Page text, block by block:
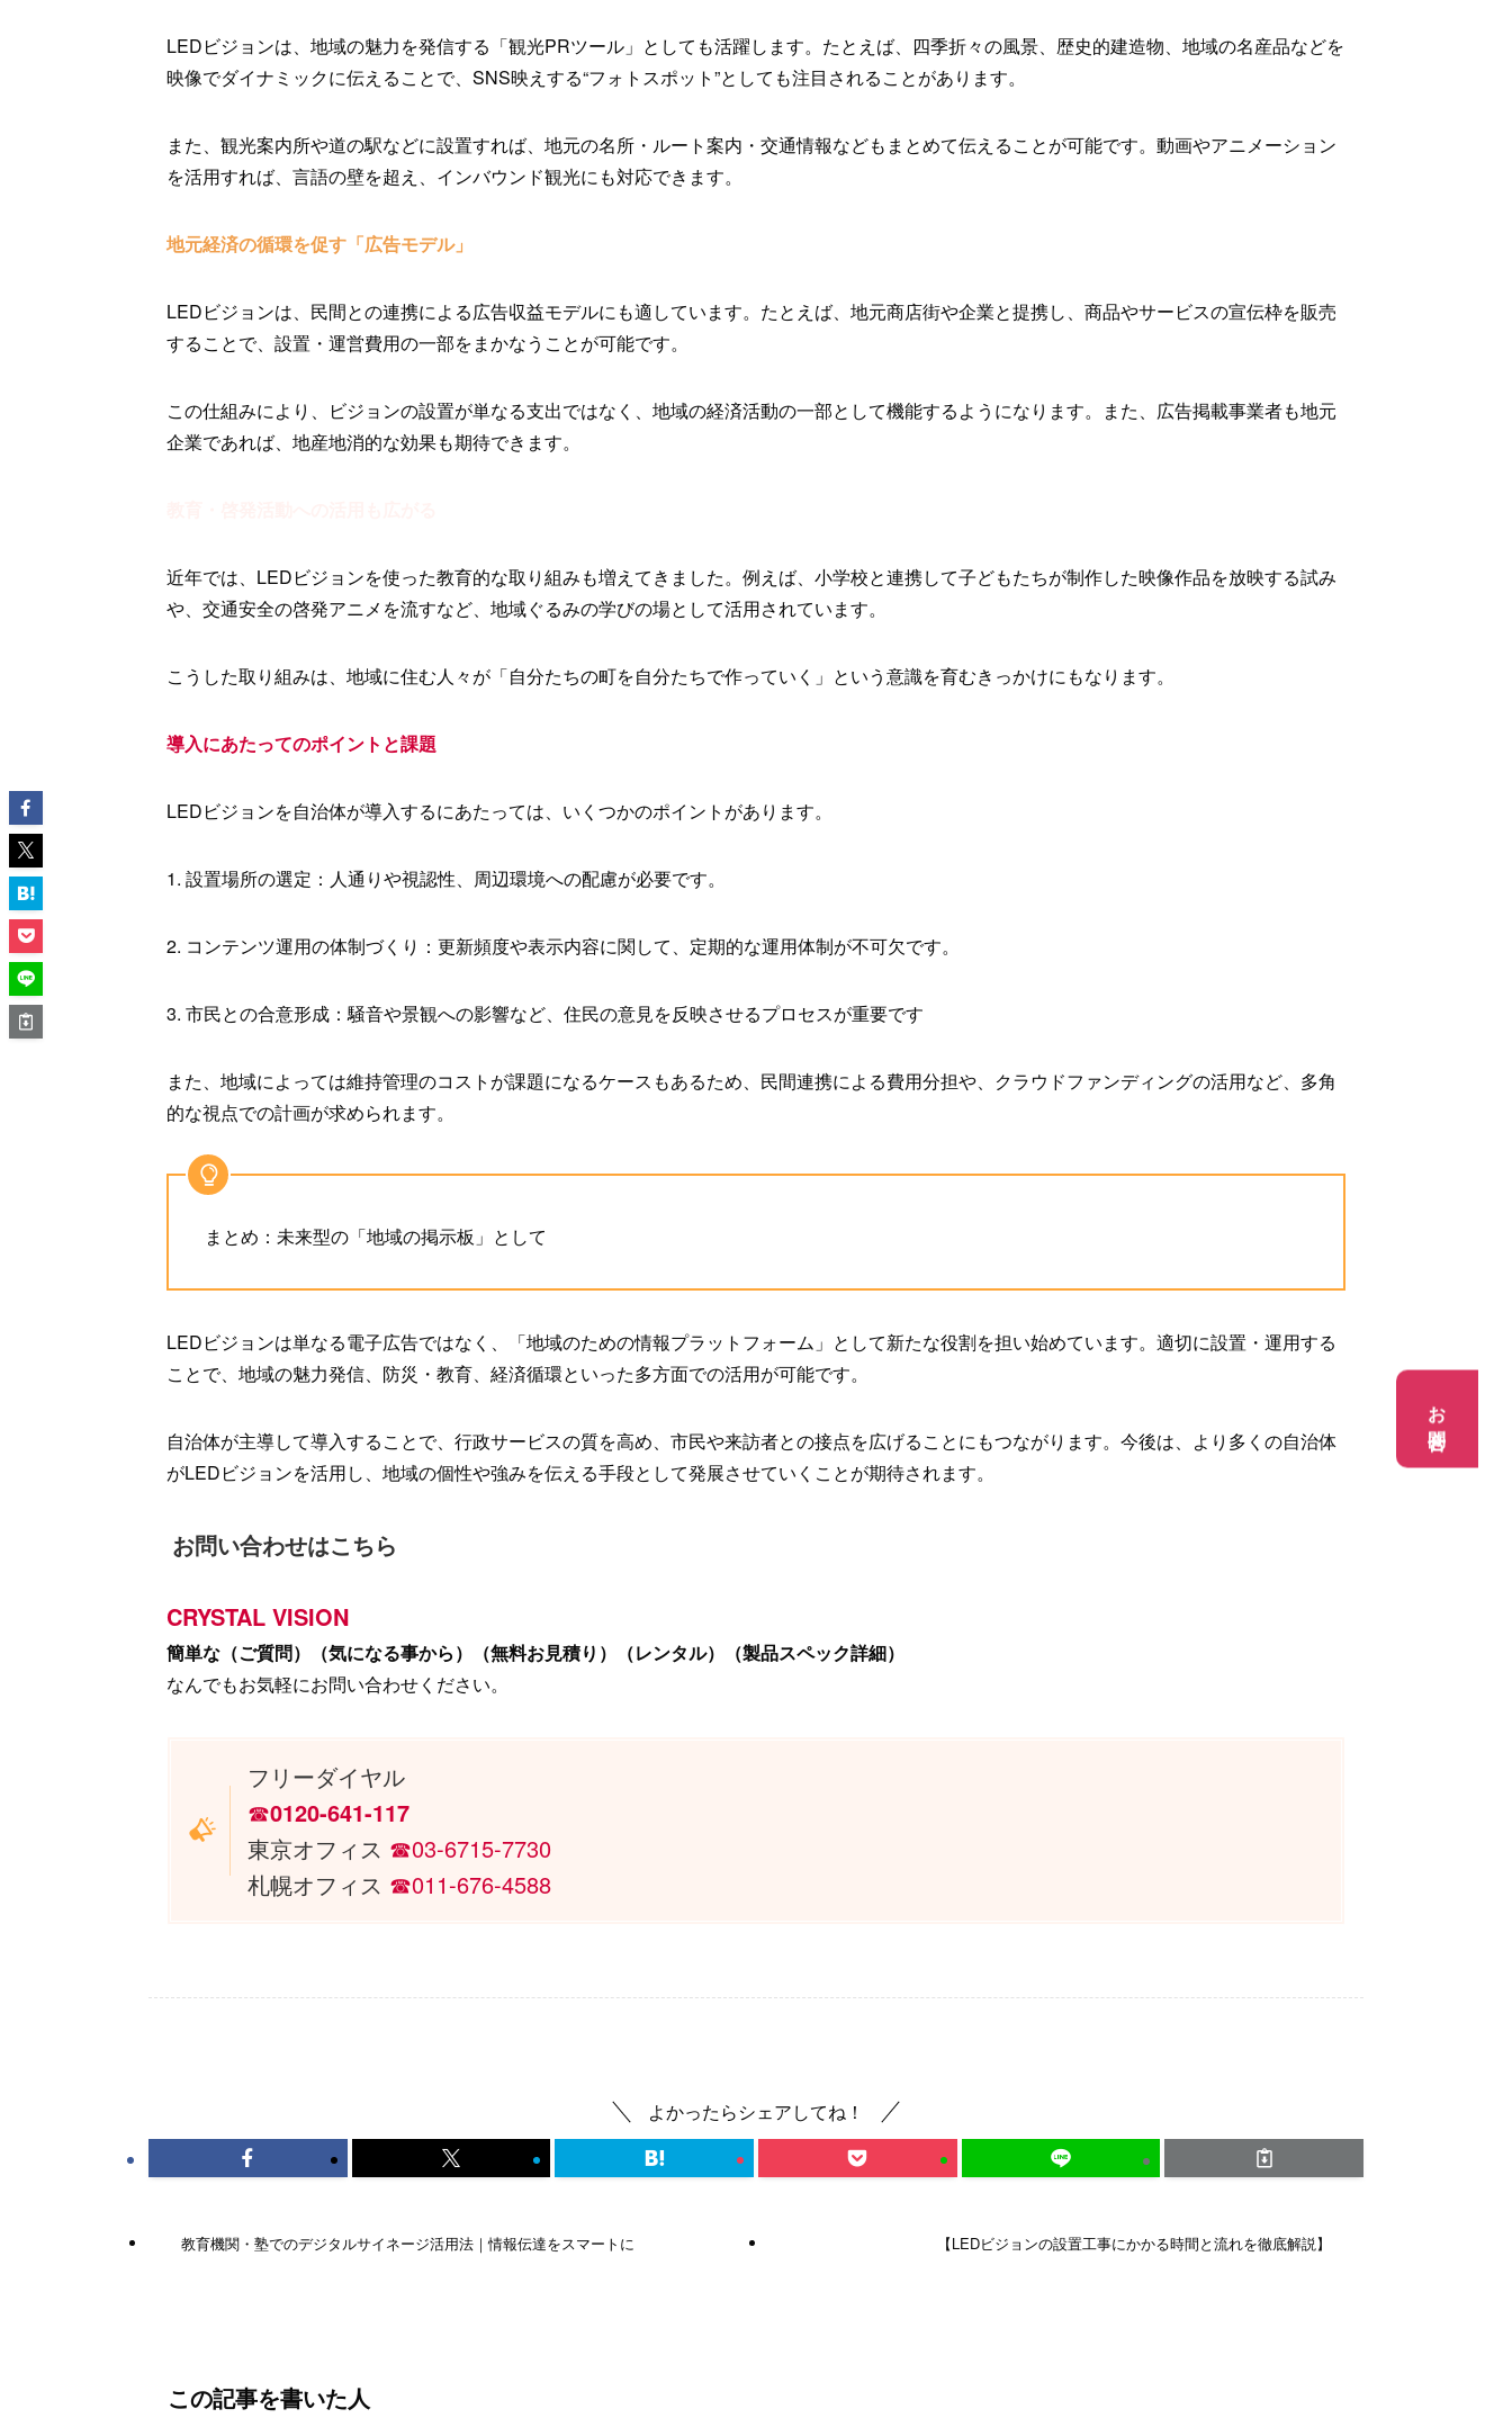
LEDビジョンは、地域の魅力を発信する「観光PRツール」としても活躍します。たとえば、四季折々の風景、歴史的建造物、地域の名産品などを
映像でダイナミックに伝えることで、SNS映えする“フォトスポット”としても注目されることがあります。
また、観光案内所や道の駅などに設置すれば、地元の名所・ルート案内・交通情報などもまとめて伝えることが可能です。動画やアニメーション
を活用すれば、言語の壁を超え、インバウンド観光にも対応できます。
地元経済の循環を促す「広告モデル」
LEDビジョンは、民間との連携による広告収益モデルにも適しています。たとえば、地元商店街や企業と提携し、商品やサービスの宣伝枠を販売
することで、設置・運営費用の一部をまかなうことが可能です。
この仕組みにより、ビジョンの設置が単なる支出ではなく、地域の経済活動の一部として機能するようになります。また、広告掲載事業者も地元
企業であれば、地産地消的な効果も期待できます。
近年では、LEDビジョンを使った教育的な取り組みも増えてきました。例えば、小学校と連携して子どもたちが制作した映像作品を放映する試み
や、交通安全の啓発アニメを流すなど、地域ぐるみの学びの場として活用されています。
こうした取り組みは、地域に住む人々が「自分たちの町を自分たちで作っていく」という意識を育むきっかけにもなります。
導入にあたってのポイントと課題
LEDビジョンを自治体が導入するにあたっては、いくつかのポイントがあります。
1. 設置場所の選定：人通りや視認性、周辺環境への配慮が必要です。
2. コンテンツ運用の体制づくり：更新頻度や表示内容に関して、定期的な運用体制が不可欠です。
3. 市民との合意形成：騒音や景観への影響など、住民の意見を反映させるプロセスが重要です
また、地域によっては維持管理のコストが課題になるケースもあるため、民間連携による費用分担や、クラウドファンディングの活用など、多角
的な視点での計画が求められます。
まとめ：未来型の「地域の掲示板」として
LEDビジョンは単なる電子広告ではなく、「地域のための情報プラットフォーム」として新たな役割を担い始めています。適切に設置・運用する
ことで、地域の魅力発信、防災・教育、経済循環といった多方面での活用が可能です。
自治体が主導して導入することで、行政サービスの質を高め、市民や来訪者との接点を広げることにもつながります。今後は、より多くの自治体
がLEDビジョンを活用し、地域の個性や強みを伝える手段として発展させていくことが期待されます。
お問い合わせはこちら
CRYSTAL VISION
簡単な（ご質問）（気になる事から）（無料お見積り）（レンタル）（製品スペック詳細）
なんでもお気軽にお問い合わせください。
フリーダイヤル
☎︎0120-641-117
東京オフィス ☎︎03-6715-7730
札幌オフィス ☎︎011-676-4588
よかったらシェアしてね！
教育機関・塾でのデジタルサイネージ活用法｜情報伝達をスマートに 【LEDビジョンの設置工事にかかる時間と流れを徹底解説】
この記事を書いた人
お問合せ